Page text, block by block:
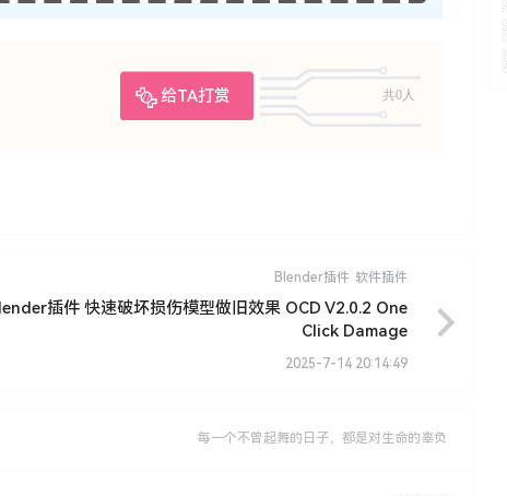
给TA打赏
共0人
Blender插件 软件插件
插件 快速破坏损伤模型做旧效果 OCD V2.0.2 One
Click Damage
2025-7-14 20:14:49
每一个不曾起舞的日子，都是对生命的辜负